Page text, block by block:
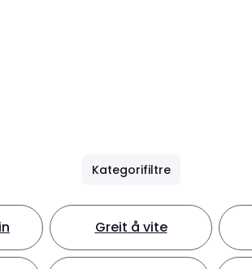
Kategorifiltre
Greit å vite